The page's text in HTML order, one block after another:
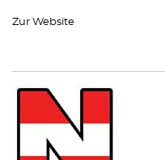
Zur Website